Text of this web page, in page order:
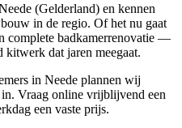
(Gelderland) en kennen
in de regio. Of het nu gaat
complete badkamerrenovatie —
dat jaren meegaat.
in Neede plannen wij
Vraag online vrijblijvend een
een vaste prijs.